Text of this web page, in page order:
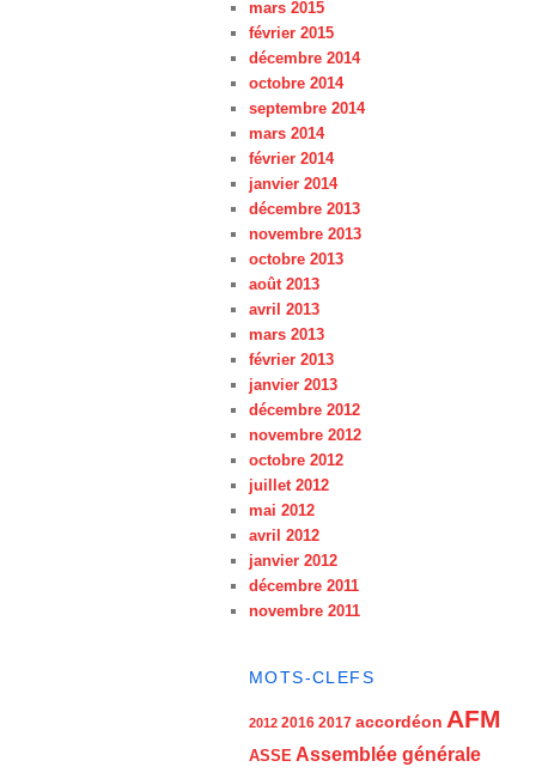
mars 2015
février 2015
décembre 2014
octobre 2014
septembre 2014
mars 2014
février 2014
janvier 2014
décembre 2013
novembre 2013
octobre 2013
août 2013
avril 2013
mars 2013
février 2013
janvier 2013
décembre 2012
novembre 2012
octobre 2012
juillet 2012
mai 2012
avril 2012
janvier 2012
décembre 2011
novembre 2011
MOTS-CLEFS
2012 2016 2017 accordéon AFM
ASSE Assemblée générale